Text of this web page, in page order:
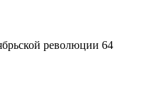
революции 64